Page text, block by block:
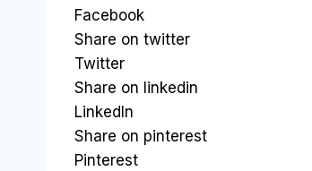
Facebook
Share on twitter
Twitter
Share on linkedin
LinkedIn
Share on pinterest
Pinterest